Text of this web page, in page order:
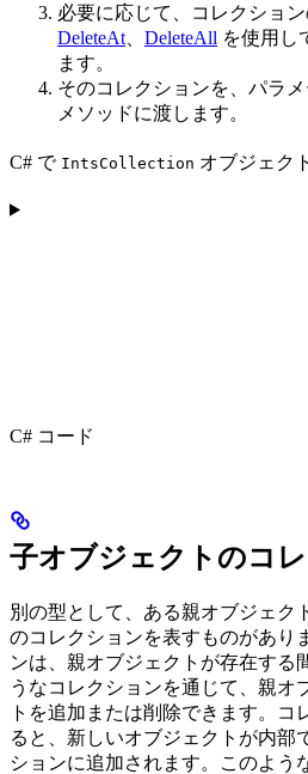
必要に応じて、コレクショ
DeleteAt
DeleteAll を使用し
ます。
そのコレクションを、パラ
メソッドに渡します。
C# で IntsCollection オブジェク
C# コード
子オブジェクトのコ
別の型として、ある親オブジェク
のコレクションを表すものがあり
ンは、親オブジェクトが存在する
うなコレクションを通じて、親オ
トを追加または削除できます。コ
ると、新しいオブジェクトが内部
ションに追加されます。このよう